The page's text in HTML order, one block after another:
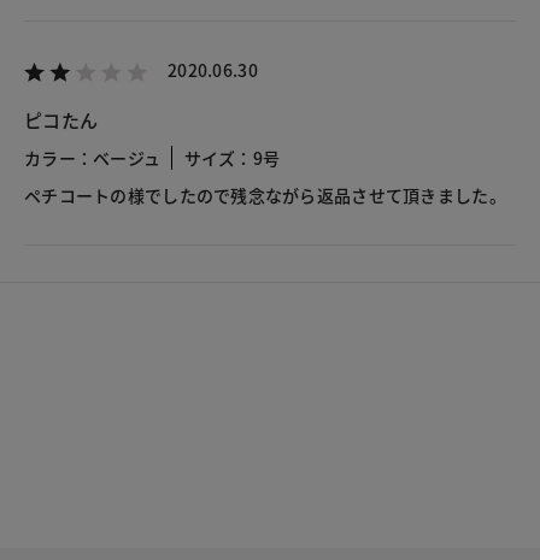
2020.06.30
ピコたん
カラー：ベージュ
サイズ：9号
ペチコートの様でしたので残念ながら返品させて頂きました。